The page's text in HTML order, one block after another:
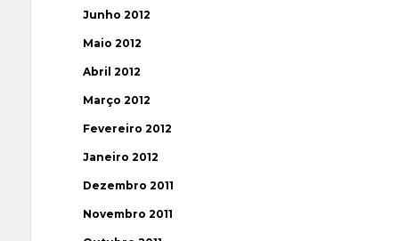
Junho 2012
Maio 2012
Abril 2012
Março 2012
Fevereiro 2012
Janeiro 2012
Dezembro 2011
Novembro 2011